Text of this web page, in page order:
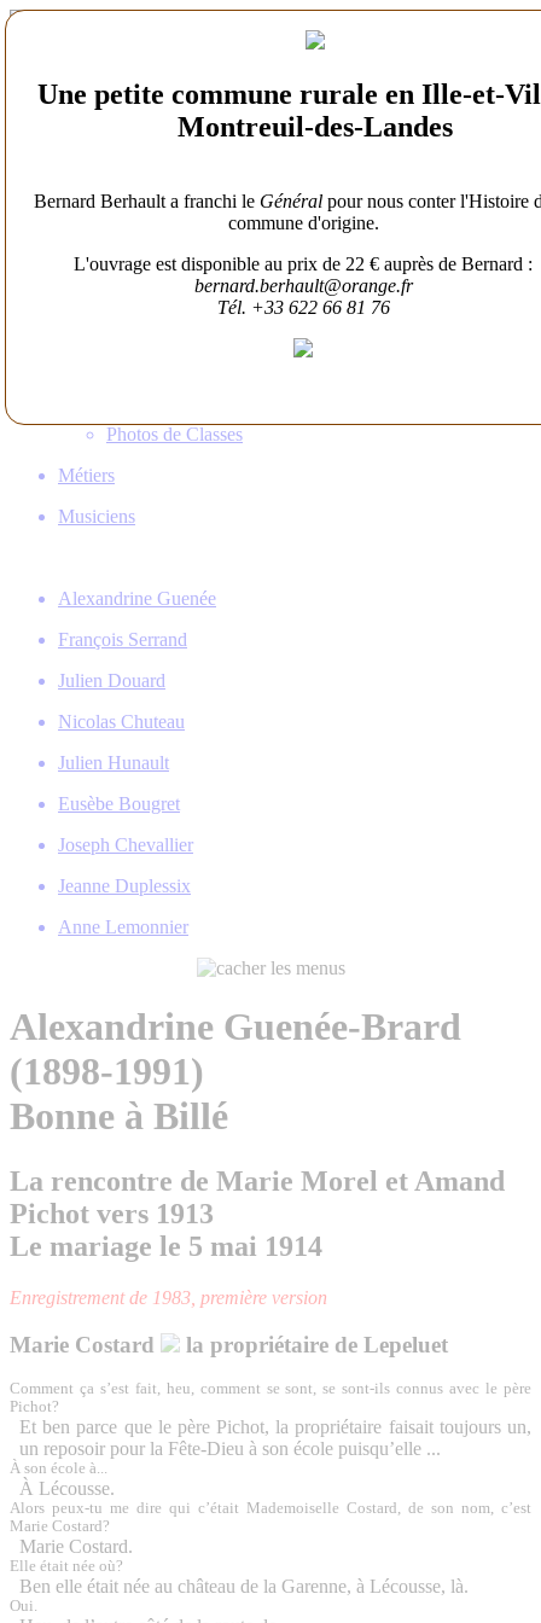
Patrimoine
Familles
Population
Qui vivait là?
Photos de Classes
Métiers
Musiciens
Alexandrine Guenée
François Serrand
Julien Douard
Nicolas Chuteau
Julien Hunault
Eusèbe Bougret
Joseph Chevallier
Jeanne Duplessix
Anne Lemonnier
Alexandrine Guenée-Brard
(1898-1991)
Bonne à Billé
La rencontre de Marie Morel et Amand
Pichot vers 1913
Le mariage le 5 mai 1914
Enregistrement de 1983, première version
Marie Costard la propriétaire de Lepeluet
Comment ça s’est fait, heu, comment se sont, se sont-ils connus avec le père
Pichot?
Et ben parce que le père Pichot, la propriétaire faisait toujours un,
un reposoir pour la Fête-Dieu à son école puisqu’elle ...
À son école à...
À Lécousse.
Alors peux-tu me dire qui c’était Mademoiselle Costard, de son nom, c’est
Marie Costard?
Marie Costard.
Elle était née où?
Ben elle était née au château de la Garenne, à Lécousse, là.
Oui.
Une petite commune rurale en Ille-et-
Montreuil-des-Landes
Bernard Berhault a franchi le Général pour nous conter l'Histoire
commune d'origine.
L'ouvrage est disponible au prix de 22 € auprès de Bernard :
bernard.berhault@orange.fr
Tél. +33 622 66 81 76